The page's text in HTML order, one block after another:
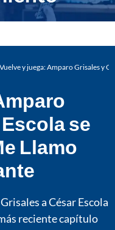
Vuelve y juega: Amparo Grisales y
se
Llamo
a César Escola
reciente capítulo